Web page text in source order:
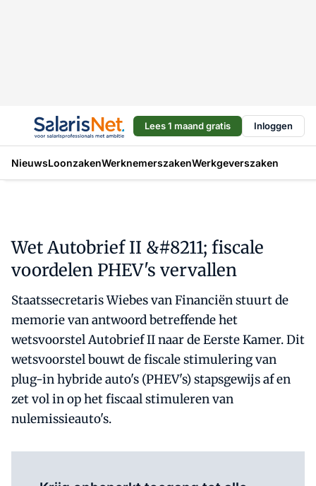
Lees 1 maand gratis Inloggen
NieuwsLoonzakenWerknemerszakenWerkgeverszaken
Wet Autobrief II &#8211; fiscale
voordelen PHEV's vervallen
Staatssecretaris Wiebes van Financiën stuurt de
memorie van antwoord betreffende het
wetsvoorstel Autobrief II naar de Eerste Kamer. Dit
wetsvoorstel bouwt de fiscale stimulering van
plug-in hybride auto's (PHEV's) stapsgewijs af en
zet vol in op het fiscaal stimuleren van
nulemissieauto's.